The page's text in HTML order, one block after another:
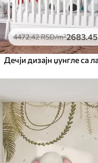
4472.42RSD/m²2683.45